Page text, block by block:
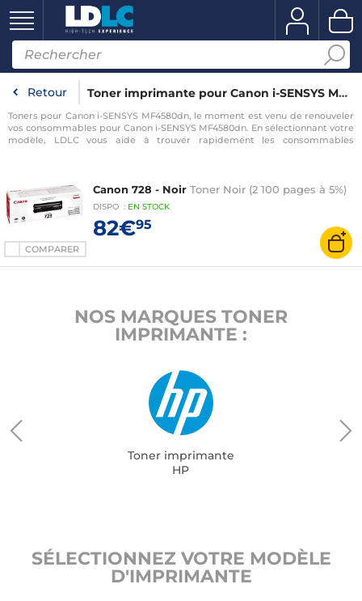
Retour Toner imprimante pour Canon i-SENSYS MF4580dn
Toners pour Canon i-SENSYS MF4580dn, le moment est venu de renouveler
vos consommables pour Canon i-SENSYS MF4580dn. En sélectionnant votre
modèle, LDLC vous aide à trouver rapidement les consommables
COMPARER
Canon 728 - Noir Toner Noir (2 100 pages à 5%)
DISPO : EN STOCK
82€95
NOS MARQUES TONER
IMPRIMANTE :
Toner imprimante
HP
SÉLECTIONNEZ VOTRE MODÈLE
D'IMPRIMANTE